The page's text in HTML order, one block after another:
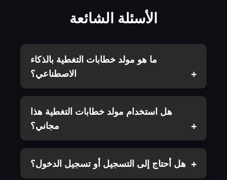
الأسئلة الشائعة
ما هو مولد خطابات التغطية بالذكاء
الاصطناعي؟
هل استخدام مولد خطابات التغطية هذا
مجاني؟
هل أحتاج إلى التسجيل أو تسجيل الدخول؟